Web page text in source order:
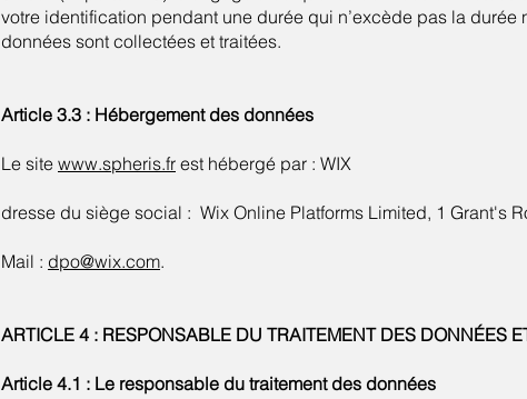
votre identification pendant une durée qui n’excède pas la
données sont collectées et traitées.
Article 3.3 : Hébergement des données
Le site www.spheris.fr est hébergé par : WIX
dresse du siège social : Wix Online Platforms Limited, 1 Grant's
Mail : dpo@wix.com.
ARTICLE 4 : RESPONSABLE DU TRAITEMENT DES DONNÉES
Article 4.1 : Le responsable du traitement des données